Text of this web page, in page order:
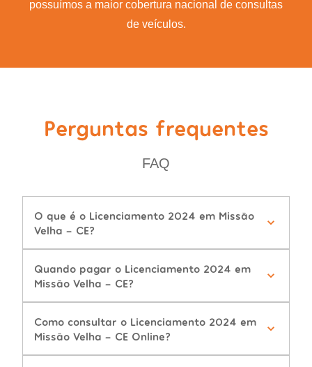
possuímos a maior cobertura nacional de consultas
de veículos.
Perguntas frequentes
FAQ
O que é o Licenciamento 2024 em Missão
Velha - CE?
Quando pagar o Licenciamento 2024 em
Missão Velha - CE?
Como consultar o Licenciamento 2024 em
Missão Velha - CE Online?